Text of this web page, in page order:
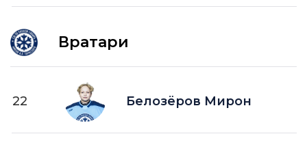
Вратари
22 Белозёров Мирон